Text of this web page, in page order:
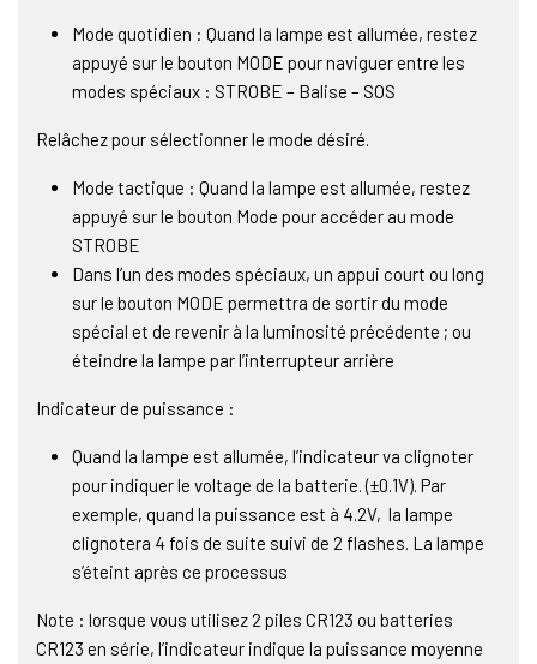
Mode quotidien : Quand la lampe est allumée, restez
appuyé sur le bouton MODE pour naviguer entre les
modes spéciaux : STROBE – Balise – SOS
Relâchez pour sélectionner le mode désiré.
Mode tactique : Quand la lampe est allumée, restez
appuyé sur le bouton Mode pour accéder au mode
STROBE
Dans l’un des modes spéciaux, un appui court ou long
sur le bouton MODE permettra de sortir du mode
spécial et de revenir à la luminosité précédente ; ou
éteindre la lampe par l’interrupteur arrière
Indicateur de puissance :
Quand la lampe est allumée, l’indicateur va clignoter
pour indiquer le voltage de la batterie. (±0.1V). Par
exemple, quand la puissance est à 4.2V, la lampe
clignotera 4 fois de suite suivi de 2 flashes. La lampe
s’éteint après ce processus
Note : lorsque vous utilisez 2 piles CR123 ou batteries
CR123 en série, l’indicateur indique la puissance moyenne